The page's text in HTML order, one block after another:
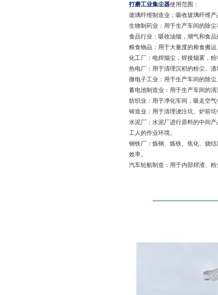
打磨工业集尘器使用范围：
玻璃纤维制造业：吸收玻璃纤维
生物制药业：用于生产车间的除尘
食品行业：吸收油烟，潮气和食品
粮食物品：用于大量度的粮食搬
化工厂：电焊烟尘，焊接烟雾，
热电厂：用于清理沉积的粉尘、
微电子工业：用于生产车间的除
蓄电池制造业：用于生产车间的
纺织业：用于净化车间，吸走空
铸造业：用于清理浇注坑、炉前
水泥厂：水泥厂进行原料的中间
工人的作业环境。
钢铁厂：炼钢、炼铁、焦化、烧
效率。
汽车轮船制造：用于内部焊渣、